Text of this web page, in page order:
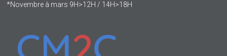
*Novembre à mars 9H>12H / 14H>18H